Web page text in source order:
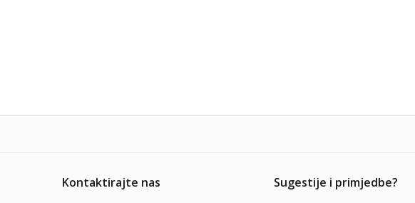
Kontaktirajte nas Sugestije i primjedbe?